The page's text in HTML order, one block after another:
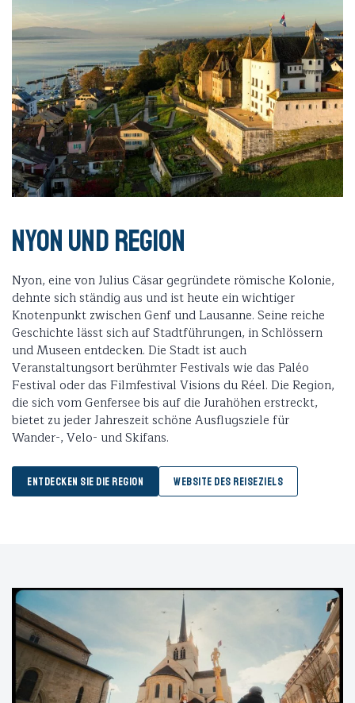
Nyon und Region
Nyon, eine von Julius Cäsar gegründete römische Kolonie,
dehnte sich ständig aus und ist heute ein wichtiger
Knotenpunkt zwischen Genf und Lausanne. Seine reiche
Geschichte lässt sich auf Stadtführungen, in Schlössern
und Museen entdecken. Die Stadt ist auch
Veranstaltungsort berühmter Festivals wie das Paléo
Festival oder das Filmfestival Visions du Réel. Die Region,
die sich vom Genfersee bis auf die Jurahöhen erstreckt,
bietet zu jeder Jahreszeit schöne Ausflugsziele für
Wander-, Velo- und Skifans.
ENTDECKEN SIE DIE REGION WEBSITE DES REISEZIELS